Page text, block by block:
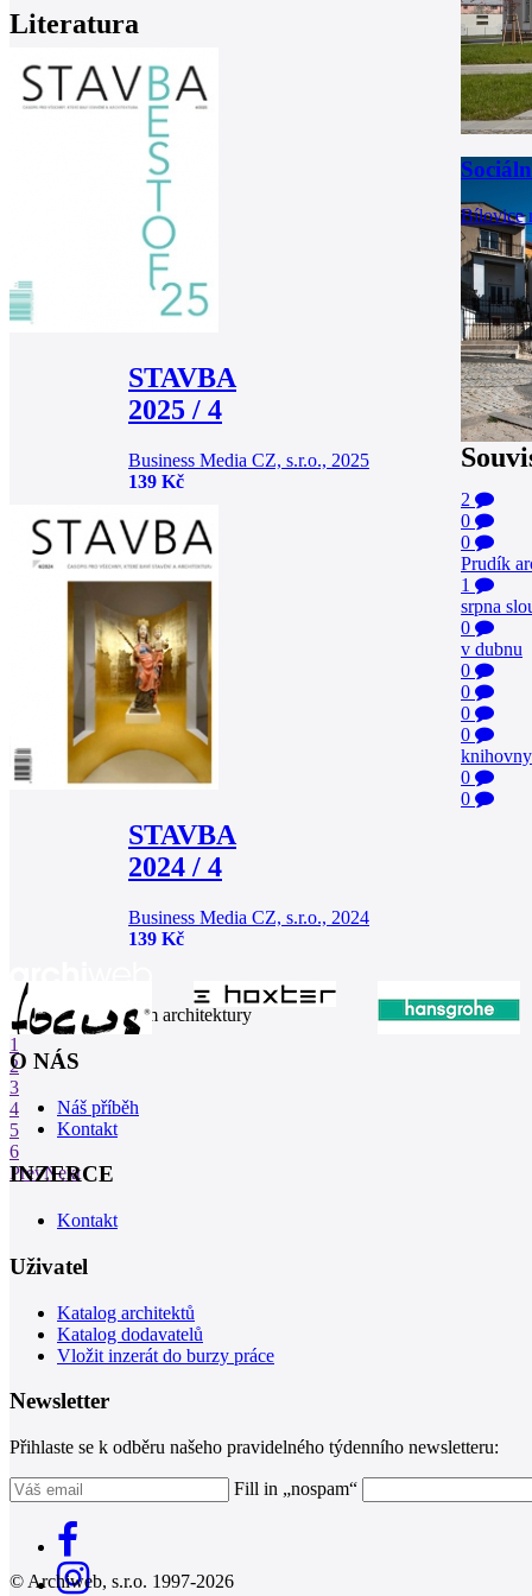
Literatura
STAVBA
2025 / 4
Business Media CZ, s.r.o., 2025
139 Kč
STAVBA
2024 / 4
Business Media CZ, s.r.o., 2024
139 Kč
Bílovice
2
0
0
Prudík
1
srpna
0
v dubnu
0
0
0
0
knihovny
0
0
1
2
3
4
5
6
PrevNext
internetové centrum architektury
O NÁS
Náš příběh
Kontakt
INZERCE
Kontakt
Uživatel
Katalog architektů
Katalog dodavatelů
Vložit inzerát do burzy práce
Newsletter
Přihlaste se k odběru našeho pravidelného týdenního newsletteru:
Fill in „nospam“
© Archiweb, s.r.o. 1997-2026